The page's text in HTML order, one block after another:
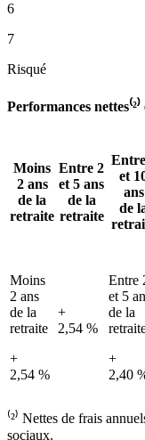
6
7
Risqué
Performances
Moins
2 ans
de la
retraite
Entre 2
et 5 ans
de la
retraite
et
ans
de
Moins
2 ans
de la
retraite
+
2,54 %
+
2,54 %
Entre
et 5
de la
+
2,40
⁽²⁾ Nettes de frais
sociaux.